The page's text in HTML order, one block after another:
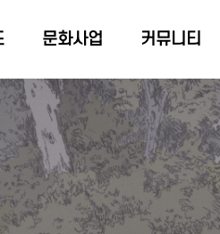
문화사업 커뮤니티